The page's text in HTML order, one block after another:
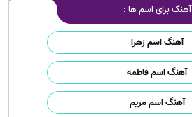
آهنگ برای اسم ها :
آهنگ اسم زهرا
آهنگ اسم فاطمه
آهنگ اسم مریم